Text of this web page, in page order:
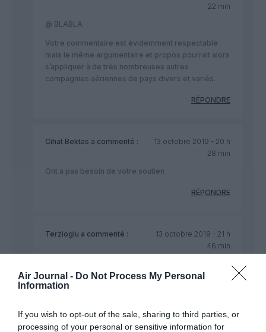
Air Journal - Do Not Process My Personal
Information
If you wish to opt-out of the sale, sharing to third parties, or
processing of your personal or sensitive information for
22 min
@ BLABLA
Votre commentaire est évidemment respectable
mais le même argumentaire et propos pourrait alors
s’appliquer à de très nombreuses autres
compagnies aériennes de pays divers et variés.
RÉPONDRE
Cihat Bektas a commenté :
13 octobre 2019 - 20 h
28 min
Ont a pas besoin de votre soutien
RÉPONDRE
Terzioglu a commenté :
13 octobre 2019 - 21 h
46 min
encore moins de l’histoire de ton propre pays, tu
parles pour rien dire, bla, bla et bla.